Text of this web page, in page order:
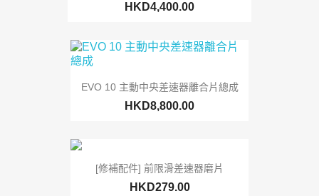
HKD4,400.00
EVO 10 主動中央差速器離合片總成
HKD8,800.00
[修補配件] 前限滑差速器磨片
HKD279.00